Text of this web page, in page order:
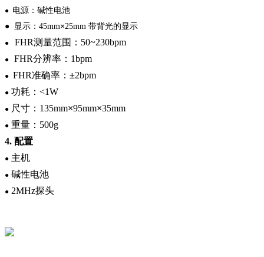
● 电源：碱性电池
● 显示： 45mm×25mm 带背光的显示
● FHR测量范围： 50~230bpm
● FHR分辨率： 1bpm
● FHR准确率： ±2bpm
● 功耗： <1W
● 尺寸： 135mm×95mm×35mm
● 重量： 500g
4. 配置
● 主机
● 碱性电池
● 2MHz探头